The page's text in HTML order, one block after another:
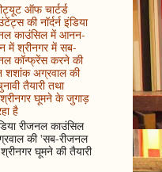
ऑफ चार्टर्ड
की नॉर्दर्न इंडिया
काउंसिल में आनन-
में श्रीनगर में सब-
कॉन्फ्रेंस करने की
शशांक अग्रवाल की
तैयारी तथा
घूमने के जुगाड़
है
रीजनल काउंसिल
की 'सब-रीजनल
घूमने की तैयारी